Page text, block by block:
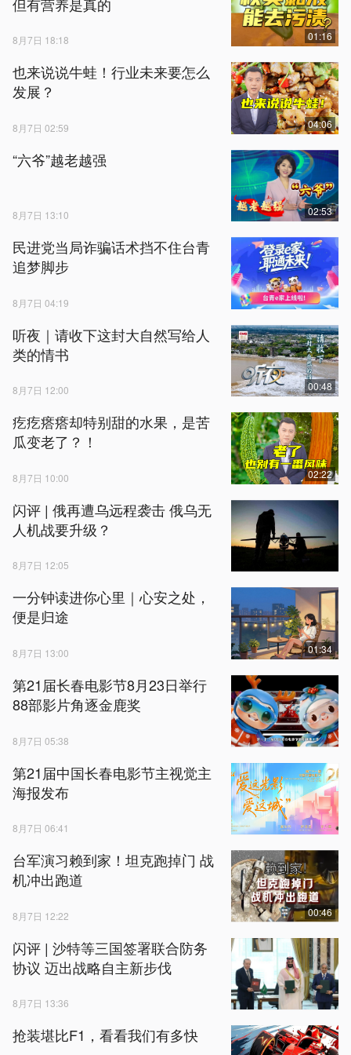
8月7日 18:18 01:16
也来说说牛蛙！行业未来要怎么
发展？
8月7日 02:59 04:06
“六爷”越老越强
8月7日 13:10 02:53
民进党当局诈骗话术挡不住台青
追梦脚步
8月7日 04:19
听夜｜请收下这封大自然写给人
类的情书
8月7日 12:00 00:48
疙疙瘩瘩却特别甜的水果，是苦
瓜变老了？！
8月7日 10:00 02:22
闪评 | 俄再遭乌远程袭击 俄乌无
人机战要升级？
8月7日 12:05
一分钟读进你心里｜心安之处，
便是归途
8月7日 13:00 01:34
第21届长春电影节8月23日举行
88部影片角逐金鹿奖
8月7日 05:38
第21届中国长春电影节主视觉主
海报发布
8月7日 06:41
台军演习赖到家！坦克跑掉门 战
机冲出跑道
8月7日 12:22 00:46
闪评 | 沙特等三国签署联合防务
协议 迈出战略自主新步伐
8月7日 13:36
抢装堪比F1，看看我们有多快